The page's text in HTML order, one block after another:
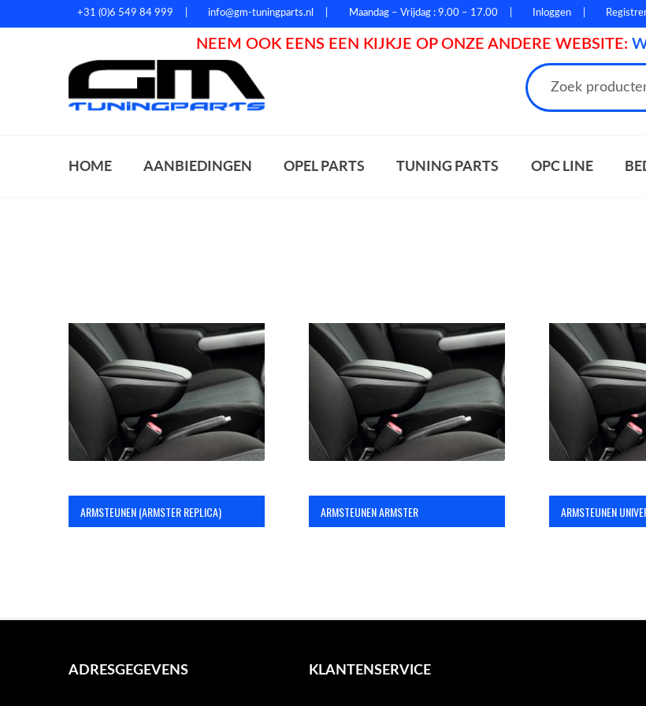
+31 (0)6 549 84 999 info@gm-tuningparts.nl Maandag – Vrijdag : 9.00 – 17.00 Inloggen
NEEM OOK EENS EEN KIJKJE OP ONZE ANDERE WEBSITE:
HOME AANBIEDINGEN OPEL PARTS TUNING PARTS OPC LINE
ARMSTEUNEN (ARMSTER REPLICA) ARMSTEUNEN ARMSTER ARMSTEUNEN
ADRESGEGEVENS KLANTENSERVICE